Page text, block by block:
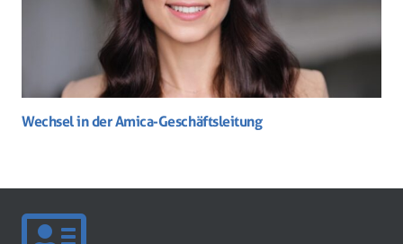
Wechsel in der Amica-Geschäftsleitung